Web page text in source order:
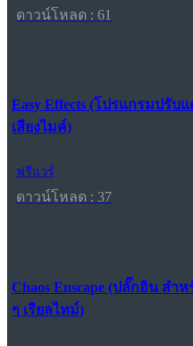
ดาวน์โหลด : 61
Easy Effects (โปรแกรมปรับ
เสียงไมค์)
ฟรีแวร์
ดาวน์โหลด : 37
Chaos Enscape (ปลั๊กอิน สำ
ๆ เรียลไทม์)